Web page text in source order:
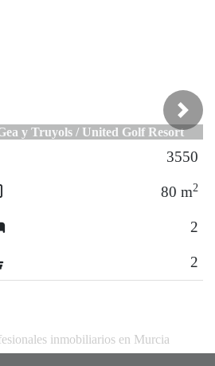
/ United Golf Resort
Next
inmobiliarios en Murcia